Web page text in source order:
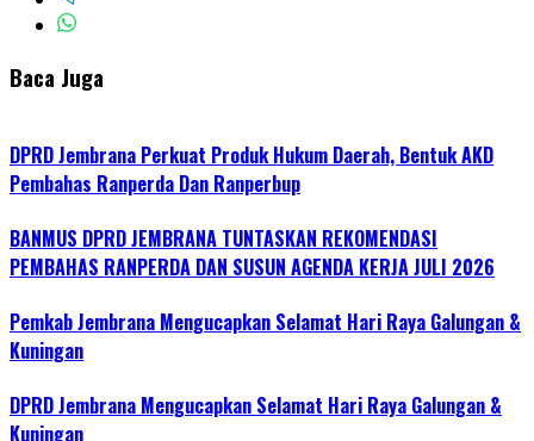
Baca Juga
DPRD Jembrana Perkuat Produk Hukum Daerah, Bentuk AKD
Pembahas Ranperda Dan Ranperbup
BANMUS DPRD JEMBRANA TUNTASKAN REKOMENDASI
PEMBAHAS RANPERDA DAN SUSUN AGENDA KERJA JULI 2026
Pemkab Jembrana Mengucapkan Selamat Hari Raya Galungan &
Kuningan
DPRD Jembrana Mengucapkan Selamat Hari Raya Galungan &
Kuningan